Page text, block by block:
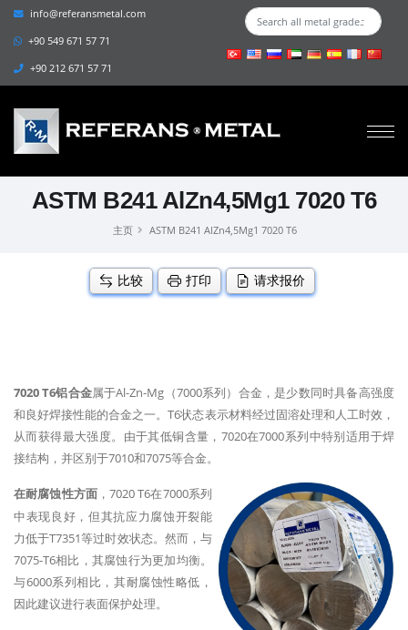
info@referansmetal.com
+90 549 671 57 71
+90 212 671 57 71
ASTM B241 AlZn4,5Mg1 7020 T6
主页 ASTM B241 AlZn4,5Mg1 7020 T6
比较 打印 请求报价
7020 T6铝合金属于Al-Zn-Mg（7000系列）合金，是少数同时具备高强度
和良好焊接性能的合金之一。T6状态表示材料经过固溶处理和人工时效，
从而获得最大强度。由于其低铜含量，7020在7000系列中特别适用于焊
接结构，并区别于7010和7075等合金。
在耐腐蚀性方面 ，7020 T6在7000系列
中表现良好，但其抗应力腐蚀开裂能
力低于T7351等过时效状态。然而，与
7075-T6相比，其腐蚀行为更加均衡。
与6000系列相比，其耐腐蚀性略低，
因此建议进行表面保护处理。